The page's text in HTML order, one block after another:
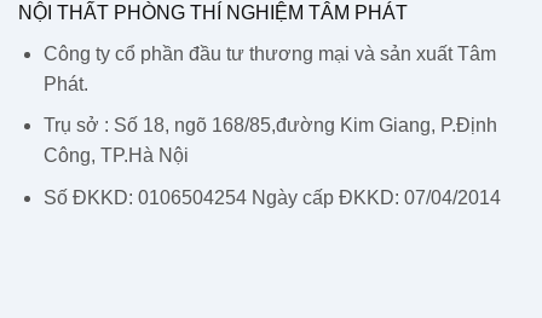
NỘI THẤT PHÒNG THÍ NGHIỆM TÂM PHÁT
Công ty cổ phần đầu tư thương mại và sản xuất Tâm
Phát.
Trụ sở : Số 18, ngõ 168/85,đường Kim Giang, P.Định
Công, TP.Hà Nội
Số ĐKKD: 0106504254 Ngày cấp ĐKKD: 07/04/2014